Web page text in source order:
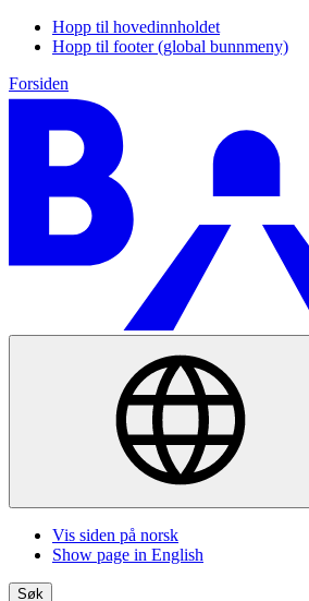
Hopp til hovedinnholdet
Hopp til footer (global bunnmeny)
Forsiden
Vis siden på norsk
Show page in English
Søk